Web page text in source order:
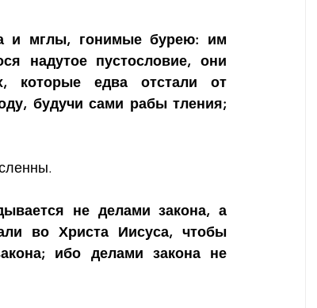
и мглы, гонимые бурею: им
надутое пустословие, они
которые едва отстали от
будучи сами рабы тления;
не делами закона, а
во Христа Иисуса, чтобы
ибо делами закона не